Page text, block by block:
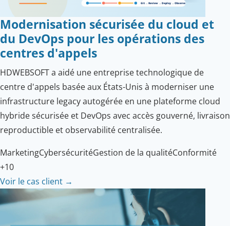
Modernisation sécurisée du cloud et
du DevOps pour les opérations des
centres d'appels
HDWEBSOFT a aidé une entreprise technologique de
centre d'appels basée aux États-Unis à moderniser une
infrastructure legacy autogérée en une plateforme cloud
hybride sécurisée et DevOps avec accès gouverné, livraison
reproductible et observabilité centralisée.
MarketingCybersécuritéGestion de la qualitéConformité
+10
Voir le cas client →